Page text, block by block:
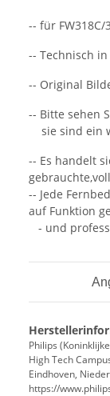
-- für FW318C/
-- Technisch
-- Original
-- Bitte sehen
sie sind ein
-- Es handelt
-- Jede
auf Funktion
- und
Philips
High Tech
Eindhoven,
https://